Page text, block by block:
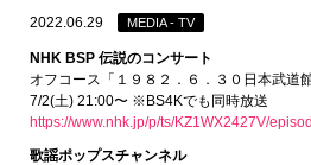
2022.06.29 MEDIA - TV
NHK BSP 伝説のコンサート
オフコース「１９８２．６．３０日本武道館
7/2(土) 21:00〜 ※BS4Kでも同時放送
https://www.nhk.jp/p/ts/KZ1WX2427V/
歌謡ポップスチャンネル